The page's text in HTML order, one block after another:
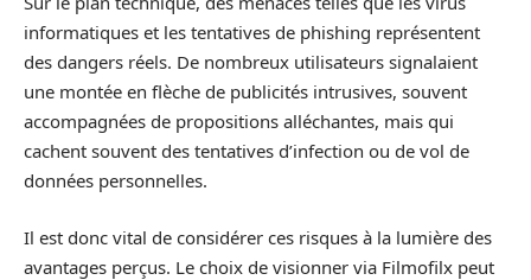
informatiques et les tentatives de phishing représentent
des dangers réels. De nombreux utilisateurs signalaient
une montée en flèche de publicités intrusives, souvent
accompagnées de propositions alléchantes, mais qui
cachent souvent des tentatives d’infection ou de vol de
données personnelles.
Il est donc vital de considérer ces risques à la lumière des
avantages perçus. Le choix de visionner via Filmofilx peut